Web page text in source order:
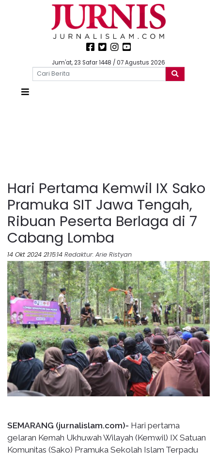
Jum'at, 23 Safar 1448 / 07 Agustus 2026
Hari Pertama Kemwil IX Sako
Pramuka SIT Jawa Tengah,
Ribuan Peserta Berlaga di 7
Cabang Lomba
14 Okt 2024 21:15:14 Redaktur: Arie Ristyan
SEMARANG (jurnalislam.com)- Hari pertama
gelaran Kemah Ukhuwah Wilayah (Kemwil) IX Satuan
Komunitas (Sako) Pramuka Sekolah Islam Terpadu